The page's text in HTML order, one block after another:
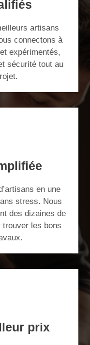
artisans
connectons à
expérimentés,
sécurité tout au
en une
stress. Nous
des dizaines de
trouver les bons
prix